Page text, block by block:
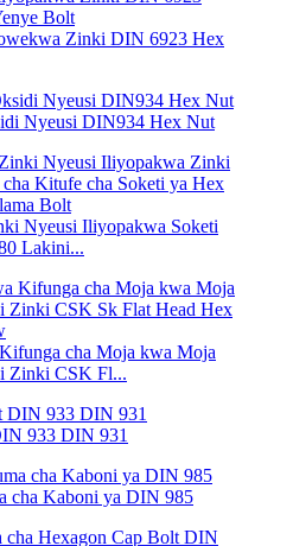
Zinki DIN 6923 Hex
Nyeusi DIN934 Hex Nut
Nyeusi Iliyopakwa Soketi
Lakini...
cha Moja kwa Moja
Zinki CSK Fl...
933 DIN 931
cha Kaboni ya DIN 985